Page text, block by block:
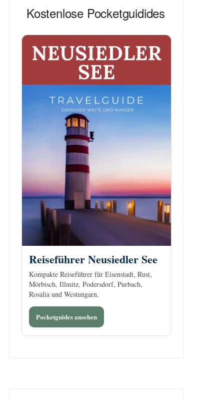
Kostenlose Pocketguidides
Reiseführer Neusiedler See
Kompakte Reiseführer für Eisenstadt, Rust,
Mörbisch, Illmitz, Podersdorf, Purbach,
Rosalia und Westungarn.
Pocketguides ansehen